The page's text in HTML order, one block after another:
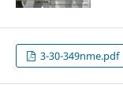
3-30-349nme.pdf